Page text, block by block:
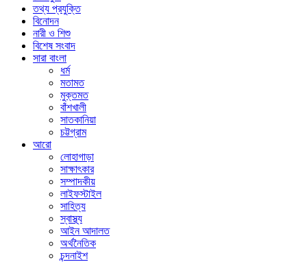
তথ্য প্রযুক্তি
বিনোদন
নারী ও শিশু
বিশেষ সংবাদ
সারা বাংলা
ধর্ম
মতামত
মুক্তমত
বাঁশখালী
সাতকানিয়া
চট্টগ্রাম
আরো
লোহাগাড়া
সাক্ষাৎকার
সম্পাদকীয়
লাইফস্টাইল
সাহিত্য
স্বাস্থ্য
আইন আদালত
অর্থনৈতিক
চন্দনাইশ